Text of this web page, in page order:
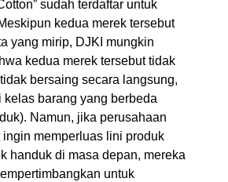
sudah terdaftar untuk
kedua merek tersebut
yang mirip, DJKI mungkin
kedua merek tersebut tidak
bersaing secara langsung,
kelas barang yang berbeda
Namun, jika perusahaan
ingin memperluas lini produk
handuk di masa depan, mereka
untuk